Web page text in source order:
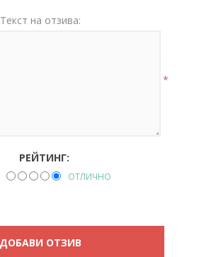
Текст на отзива:
*
РЕЙТИНГ:
ОТЛИЧНО